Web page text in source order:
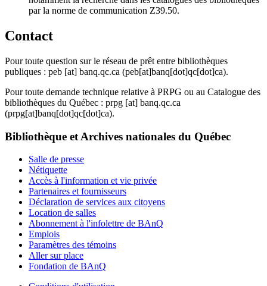
par la norme de communication Z39.50.
Contact
Pour toute question sur le réseau de prêt entre bibliothèques
publiques : peb [at] banq.qc.ca (peb[at]banq[dot]qc[dot]ca).
Pour toute demande technique relative à PRPG ou au Catalogue des
bibliothèques du Québec : prpg [at] banq.qc.ca
(prpg[at]banq[dot]qc[dot]ca).
Bibliothèque et Archives nationales du Québec
Salle de presse
Nétiquette
Accès à l'information et vie privée
Partenaires et fournisseurs
Déclaration de services aux citoyens
Location de salles
Abonnement à l'infolettre de BAnQ
Emplois
Paramètres des témoins
Aller sur place
Fondation de BAnQ